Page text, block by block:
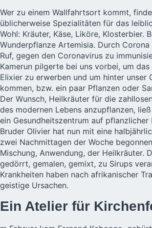
Wer zu einem Wallfahrtsort kommt,
üblicherweise Spezialitäten für das
Wohl: Kräuter, Käse, Liköre, Klosterbier.
Wunderpflanze Artemisia. Durch Corona
Ruf, gegen den Coronavirus zu
Kamerun pilgerte bei uns vorbei, um
Elixier zu erwerben und um hinter unser
kommen, bzw. ein paar Pflanzen oder
Der Wunsch, Heilkräuter für die
des modernen Lebens anzupflanzen,
ein Gesundheitszentrum auf pflanzlicher
Bruder Olivier hat nun mit eine
zwei Nachmittagen der Woche
Mischung, Anwendung, der Heilkräuter.
gedörrt, gemalen, gemixt, zu Sirups
Krankheiten haben nach afrikanischer
geistige Ursachen.
Ein Atelier für